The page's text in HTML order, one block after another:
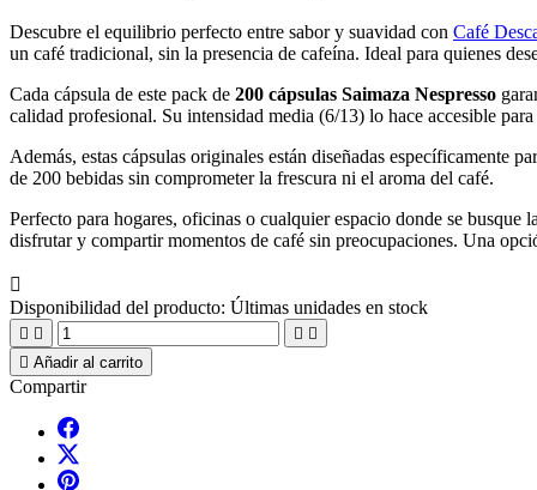
Descubre el equilibrio perfecto entre sabor y suavidad con Café
un café tradicional, sin la presencia de cafeína. Ideal para quienes
Cada cápsula de este pack de 200 cápsulas Saimaza Nespresso
calidad profesional. Su intensidad media (6/13) lo hace accesible
Además, estas cápsulas originales están diseñadas específicamente
de 200 bebidas sin comprometer la frescura ni el aroma del café.
Perfecto para hogares, oficinas o cualquier espacio donde se
disfrutar y compartir momentos de café sin preocupaciones. Una

Disponibilidad del producto: Últimas unidades en stock
   
 Añadir al carrito
Compartir